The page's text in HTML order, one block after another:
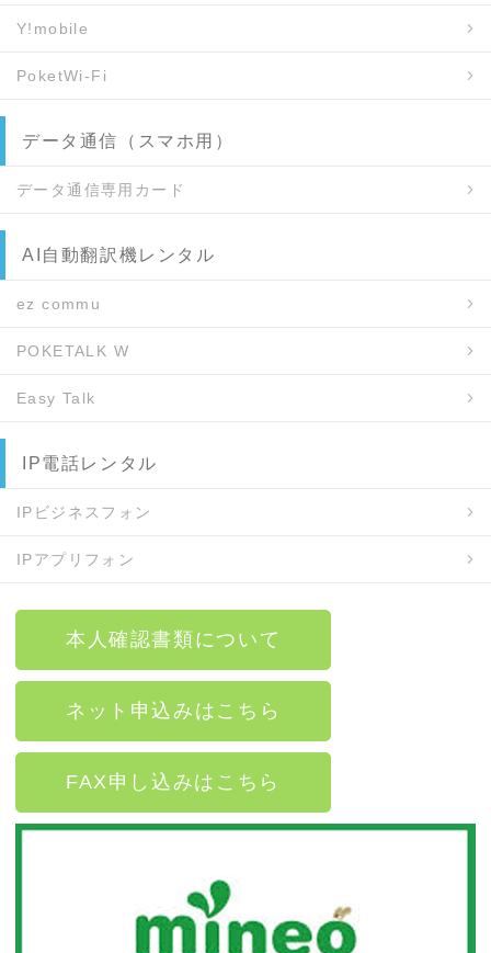
Y!mobile
PoketWi-Fi
データ通信（スマホ用）
データ通信専用カード
AI自動翻訳機レンタル
ez commu
POKETALK W
Easy Talk
IP電話レンタル
IPビジネスフォン
IPアプリフォン
本人確認書類について
ネット申込みはこちら
FAX申し込みはこちら